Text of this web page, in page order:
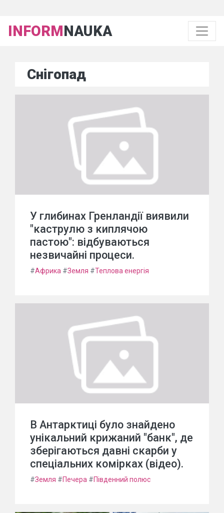
INFORMNAUKA
Снігопад
У глибинах Гренландії виявили
"каструлю з киплячою
пастою": відбуваються
незвичайні процеси.
#Африка #Земля #Теплова енергія
В Антарктиці було знайдено
унікальний крижаний "банк", де
зберігаються давні скарби у
спеціальних комірках (відео).
#Земля #Печера #Південний полюс